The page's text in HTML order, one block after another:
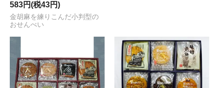
583円(税43円)
金胡麻を練りこんだ小判型の
おせんべい